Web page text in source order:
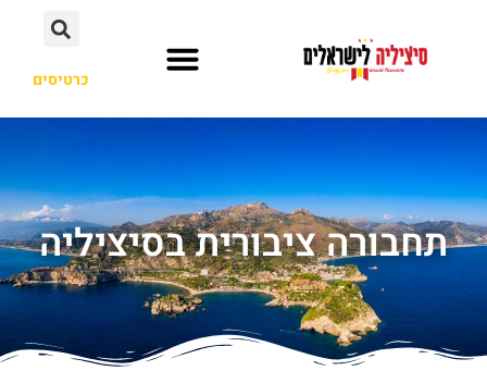
כרטיסים
תחבורה ציבורית בסיציליה